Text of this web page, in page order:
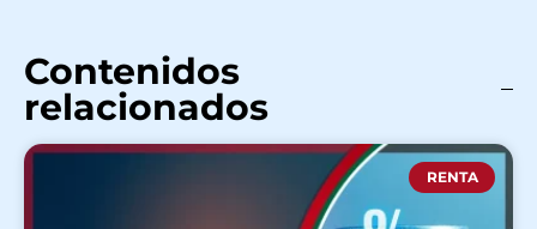
Contenidos
relacionados
RENTA